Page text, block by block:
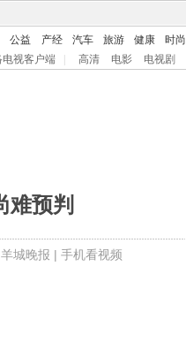
公益 产经 汽车 旅游 健康 时尚
电视客户端 高清 电影 电视剧
难预判
城晚报 | 手机看视频